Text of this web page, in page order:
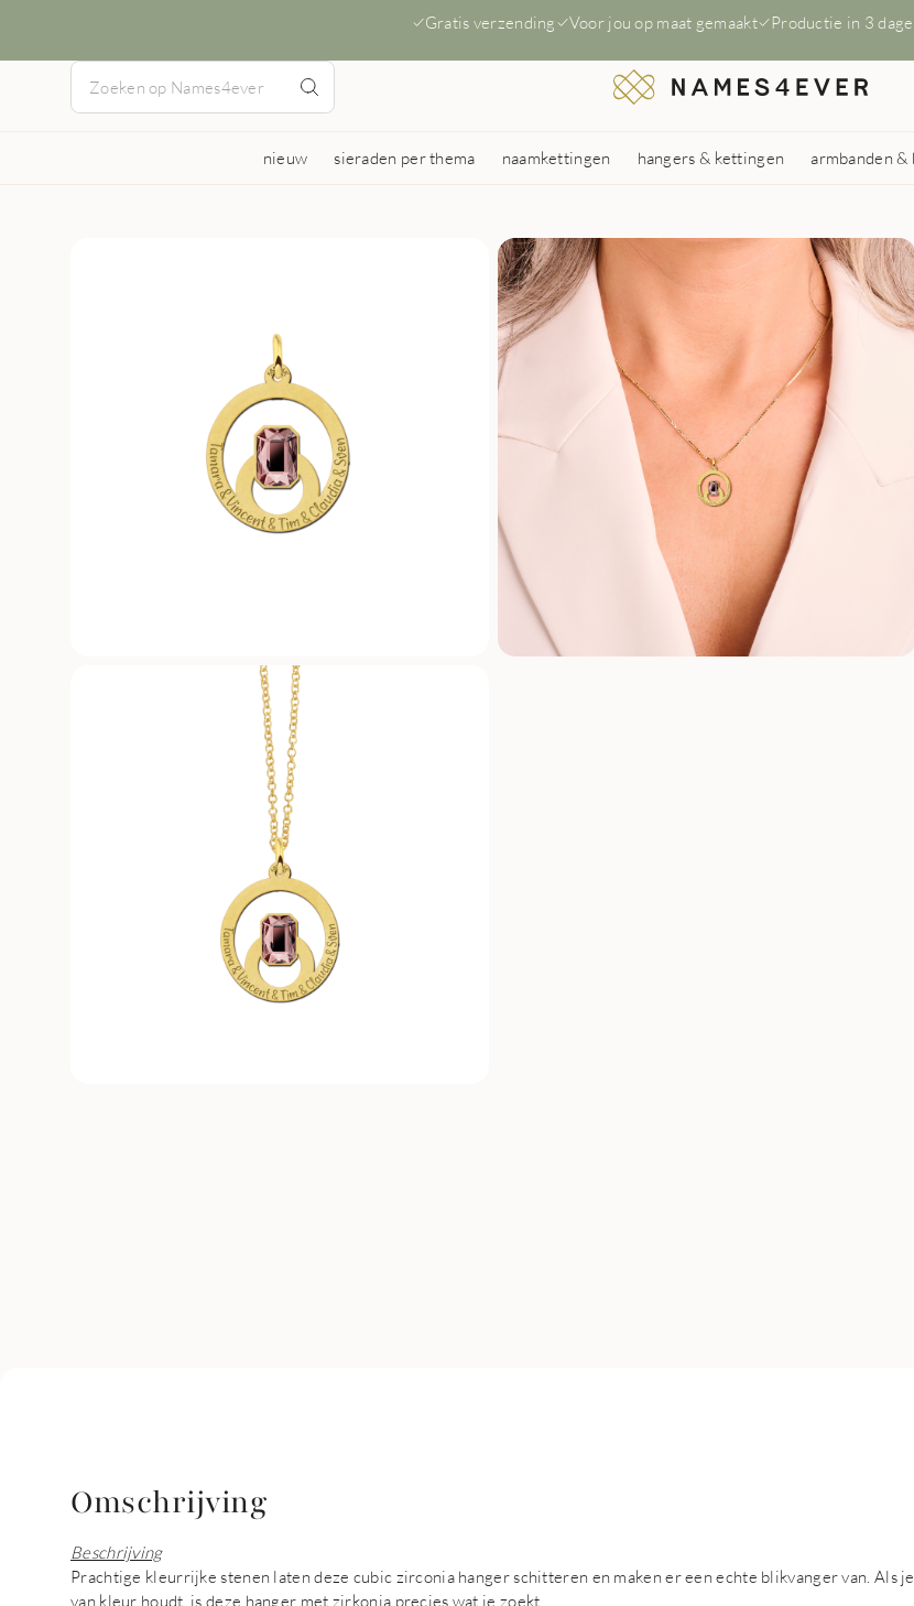
Gratis verzending Voor jou op maat gemaakt Productie in 3
nieuw sieraden per thema naamkettingen hangers & kettingen armbanden &
Omschrijving
Beschrijving
Prachtige kleurrijke stenen laten deze cubic zirconia hanger schitteren en maken er een echte blikvanger van. Als je
van kleur houdt, is deze hanger met zirkonia precies wat je zoekt.